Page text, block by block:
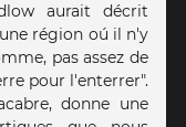
aurait décrit
région oú il n'y
pas assez de
pour l'enterrer".
donne une